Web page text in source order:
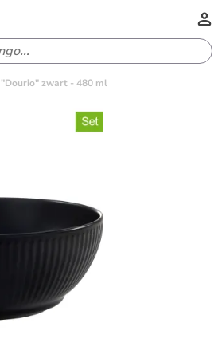
zwart - 480 ml